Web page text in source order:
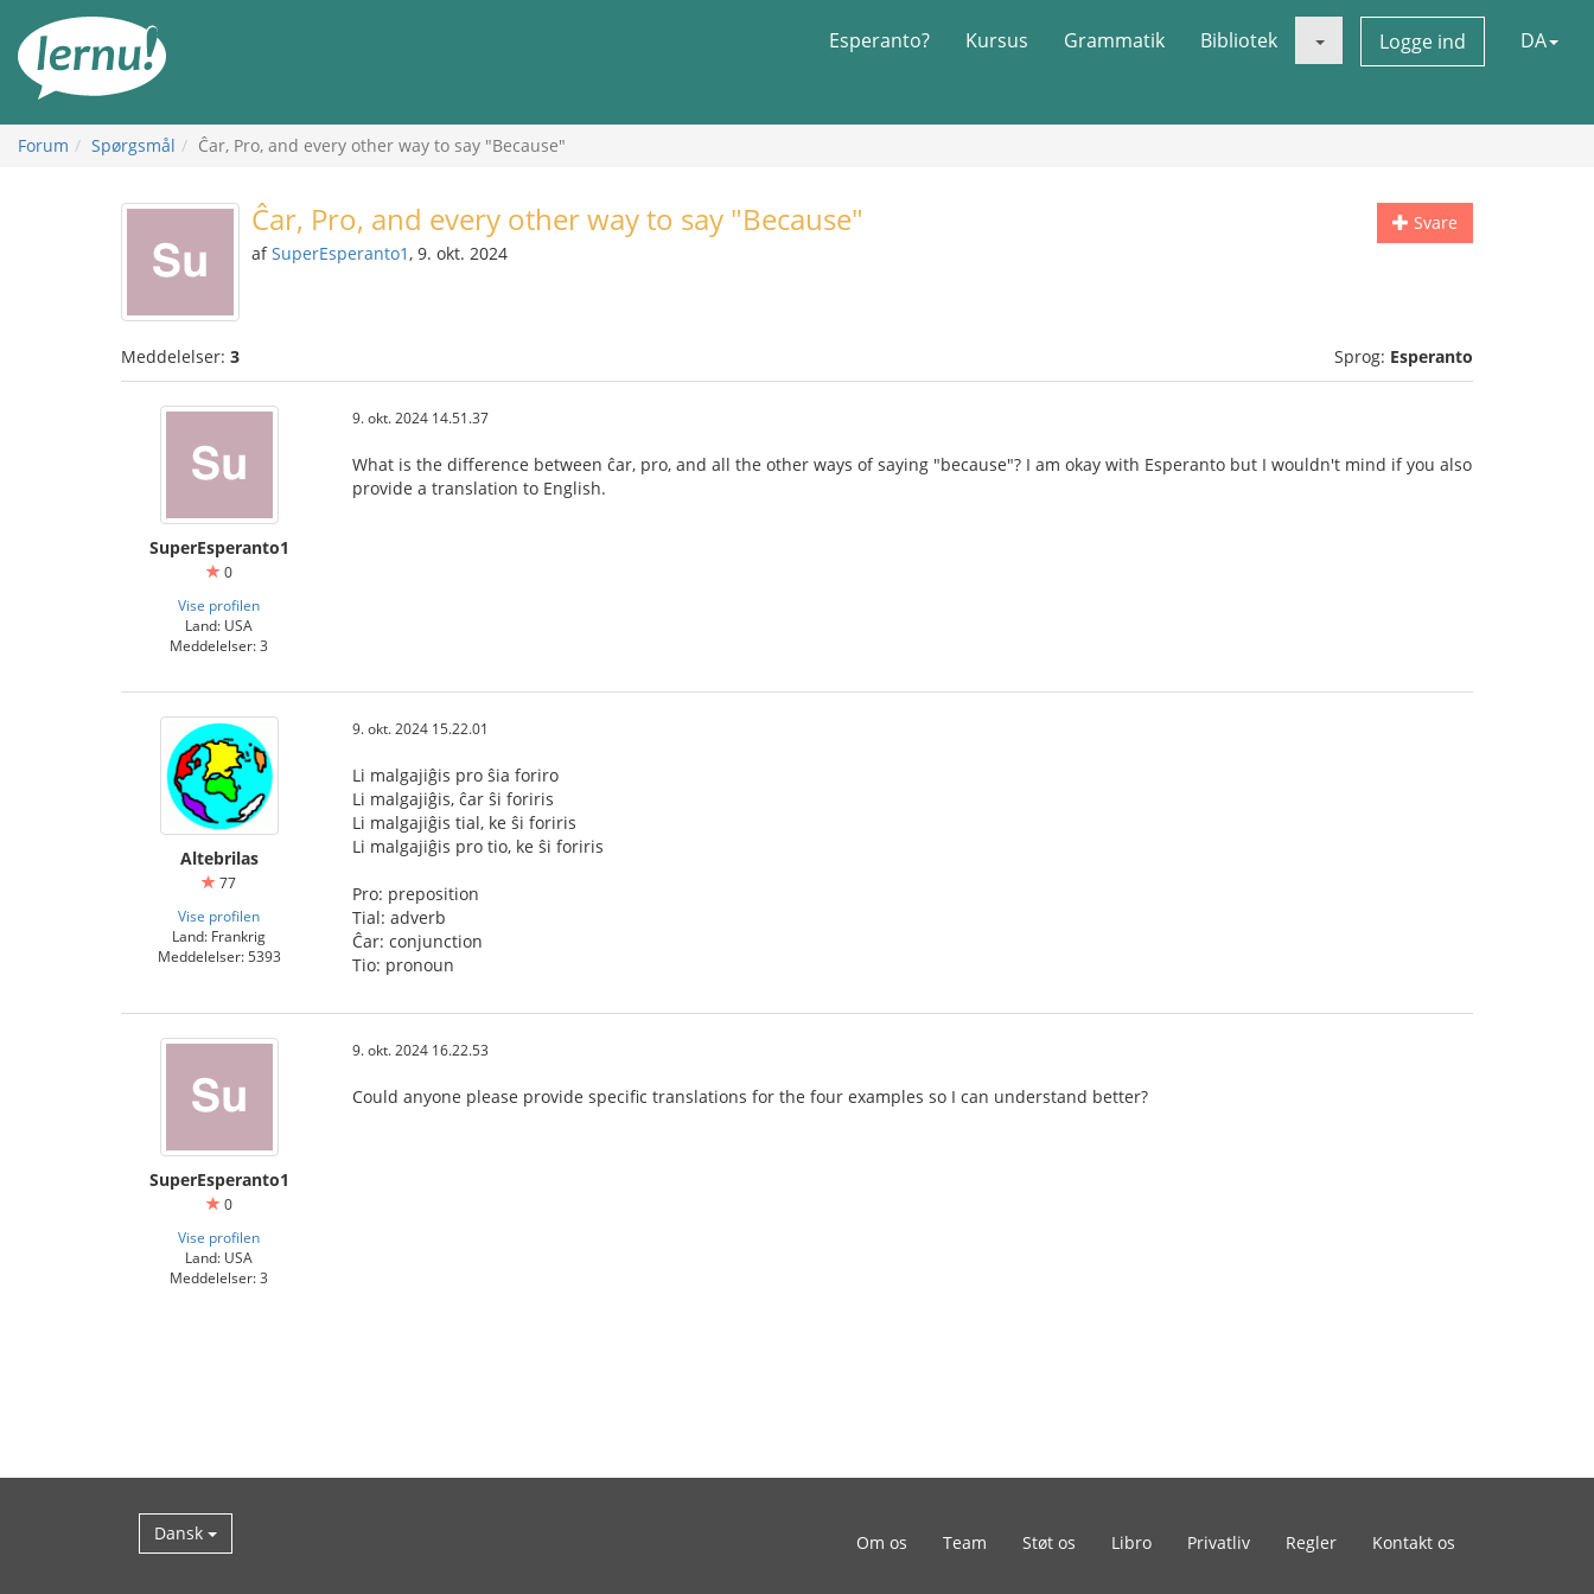
indholdet
Esperanto? Kursus Grammatik Bibliotek Logge ind DA
Forum Spørgsmål Ĉar, Pro, and every other way to say "Because"
Svare
Ĉar, Pro, and every other way to say "Because"
afSuperEsperanto1, 9. okt. 2024
Meddelelser: 3 Sprog: Esperanto
SuperEsperanto1
0
Vise profilen
Land: USA
Meddelelser: 3
9. okt. 2024 14.51.37
What is the difference between ĉar, pro, and all the other ways of saying "because"? I am okay with Esperanto but I wouldn't mind if you also
provide a translation to English.
Altebrilas
77
Vise profilen
Land: Frankrig
Meddelelser: 5393
9. okt. 2024 15.22.01
Li malgajiĝis pro ŝia foriro
Li malgajiĝis, ĉar ŝi foriris
Li malgajiĝis tial, ke ŝi foriris
Li malgajiĝis pro tio, ke ŝi foriris
Pro: preposition
Tial: adverb
Ĉar: conjunction
Tio: pronoun
SuperEsperanto1
0
Vise profilen
Land: USA
Meddelelser: 3
9. okt. 2024 16.22.53
Could anyone please provide specific translations for the four examples so I can understand better?
Dansk Om os Team Støt os Libro Privatliv Regler Kontakt os